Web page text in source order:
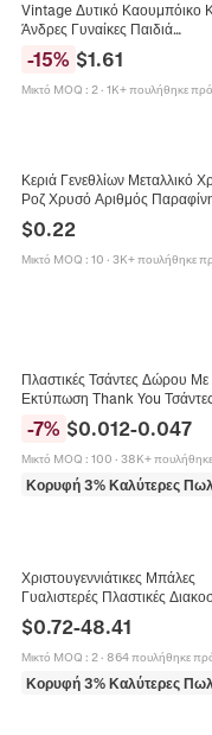
Vintage Δυτικό Καουμπόικο
Άνδρες Γυναίκες Παιδιά
Πολυεστέρας Μεγάλο Γείσο
Jazz Ρετρό Αξεσουάρ Πάρτι
-15% $1.61
Μικτό MOQ : 2· 1K+ πουλήθηκε
Κεριά Γενεθλίων Μεταλλικό
Ροζ Χρυσό Αριθμός
Καπνό Διακόσμηση Τούρτας
$0.22
Μικτό MOQ : 10 · 3K+ πουλήθηκε
Πλαστικές Τσάντες Δώρου
Εκτύπωση Thank You Τσάντες
Αγορών Για Μπουτίκ Λιανική
Συσκευασία Δώρων Πάρτι
-7% $0.012-0.047
Μικτό MOQ : 100 ·
Κορυφή 3% Καλύτερες
Χριστουγεννιάτικες Μπάλες
Γυαλιστερές Πλαστικές
Δέντρου Κρεμαστά
Πάρτι Εμπορικό Κέντρο
$0.72-48.41
Μικτό MOQ : 2· 864 πουλήθηκε
Κορυφή 3% Καλύτερες